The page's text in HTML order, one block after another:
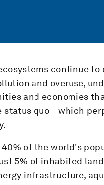
continue to
and overuse,
and economies
status quo – which
40% of the world's
5% of inhabited
infrastructure,